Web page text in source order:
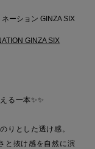
ーション GINZA SIX
GINZA SIX
る一本✨✨
りとした透け感。
と抜け感を自然に演